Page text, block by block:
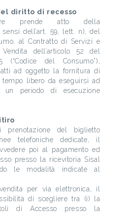
diritto di recesso
prende atto della
dell’art. 59, lett. n), del
al Contratto di Servizi e
dell’articolo 52 del
(“Codice del Consumo”),
ad oggetto la fornitura di
libero da eseguirsi ad
periodo di esecuzione
del biglietto
telefoniche dedicate, il
poi al pagamento ed
presso la ricevitoria Sisal
le modalità indicate al
per via elettronica, il
di scegliere tra (i) la
di Accesso presso la